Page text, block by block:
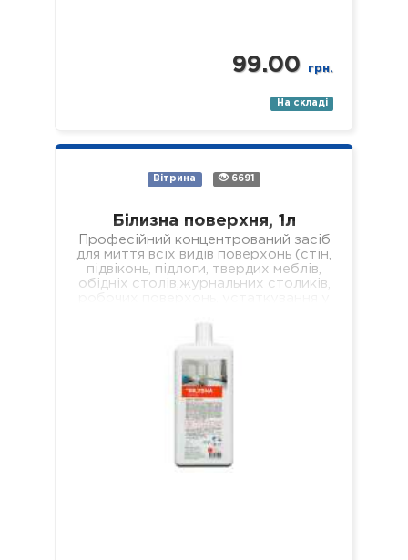
99.00 грн.
На складі
Вітрина 6691
Білизна поверхня, 1л
Професійний концентрований засіб
для миття всіх видів поверхонь (стін,
підвіконь, підлоги, твердих меблів,
обідніх столів,журнальних столиків,
профілю). Властивості: -